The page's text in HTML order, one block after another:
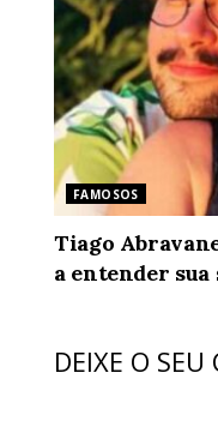
FAMOSOS
Tiago
a entender sua
DEIXE O